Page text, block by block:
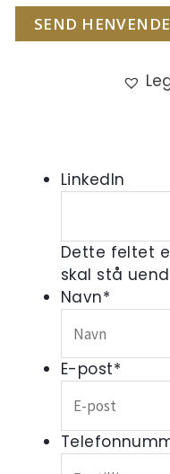
SEND
LinkedIn
Dette feltet
skal stå
Navn*
E-post*